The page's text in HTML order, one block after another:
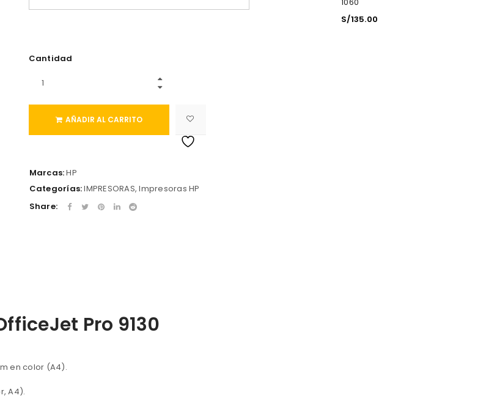
Cantidad
AÑADIR AL CARRITO
Marcas:HP
Categorías:IMPRESORAS,Impresoras HP
Share:
Pro 9130
en color (A4).
A4).
S/135.00